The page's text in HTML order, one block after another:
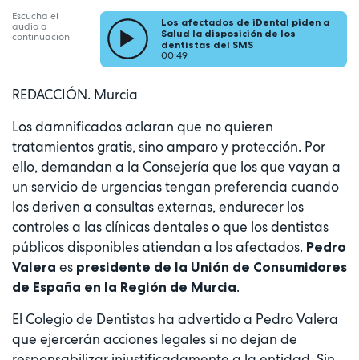
Escucha el
audio a
continuación
Los afectados de iDental piden a
Salud la disposición de los
dentistas del SMS
00:49
REDACCIÓN. Murcia
Los damnificados aclaran que no quieren
tratamientos gratis, sino amparo y protección. Por
ello, demandan a la Consejería que los que vayan a
un servicio de urgencias tengan preferencia cuando
los deriven a consultas externas, endurecer los
controles a las clínicas dentales o que los dentistas
públicos disponibles atiendan a los afectados. Pedro
Valera es presidente de la Unión de Consumidores
de España en la Región de Murcia.
El Colegio de Dentistas ha advertido a Pedro Valera
que ejercerán acciones legales si no dejan de